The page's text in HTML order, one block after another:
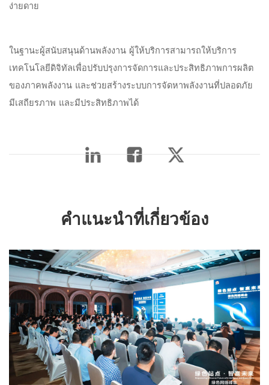
ง่ายดาย
ในฐานะผู้สนับสนุนด้านพลังงาน ผู้ให้บริการสามารถให้บริการ
เทคโนโลยีดิจิทัลเพื่อปรับปรุงการจัดการและประสิทธิภาพการผลิต
ของภาคพลังงาน และช่วยสร้างระบบการจัดหาพลังงานที่ปลอดภัย
มีเสถียรภาพ และมีประสิทธิภาพได้
คำแนะนำที่เกี่ยวข้อง